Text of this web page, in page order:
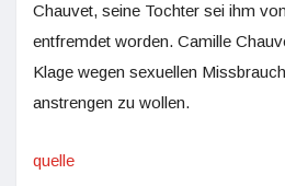
Chauvet, seine Tochter sei ihm
entfremdet worden. Camille
Klage wegen sexuellen
anstrengen zu wollen.
quelle